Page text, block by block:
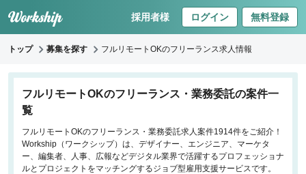
採用者様 ログイン 無料登録
トップ 募集を探す フルリモートOKのフリーランス求人情報
フルリモートOKのフリーランス・業務委託の案件一
覧
フルリモートOKのフリーランス・業務委託求人案件1914件をご紹介！
Workship（ワークシップ）は、デザイナー、エンジニア、マーケタ
ー、編集者、人事、広報などデジタル業界で活躍するプロフェッショナ
ルとプロジェクトをマッチングするジョブ型雇用支援サービスです。
キーワードで探す
フロントエンドエンジニア
バックエンドエンジニア